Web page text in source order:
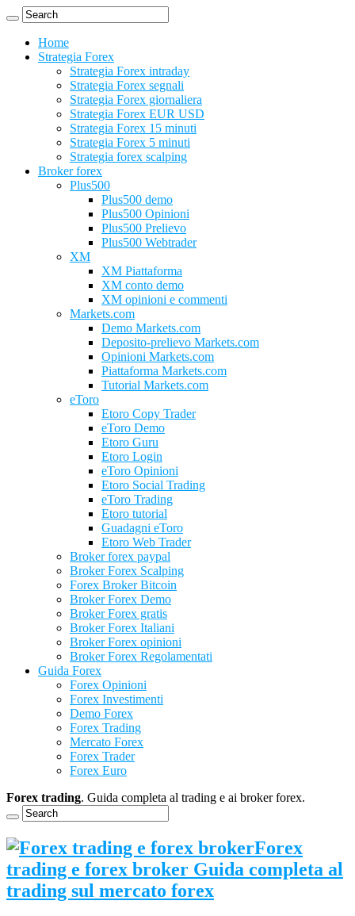
Home
Strategia Forex
Strategia Forex intraday
Strategia Forex segnali
Strategia Forex giornaliera
Strategia Forex EUR USD
Strategia Forex 15 minuti
Strategia Forex 5 minuti
Strategia forex scalping
Broker forex
Plus500
Plus500 demo
Plus500 Opinioni
Plus500 Prelievo
Plus500 Webtrader
XM
XM Piattaforma
XM conto demo
XM opinioni e commenti
Markets.com
Demo Markets.com
Deposito-prelievo Markets.com
Opinioni Markets.com
Piattaforma Markets.com
Tutorial Markets.com
eToro
Etoro Copy Trader
eToro Demo
Etoro Guru
Etoro Login
eToro Opinioni
Etoro Social Trading
eToro Trading
Etoro tutorial
Guadagni eToro
Etoro Web Trader
Broker forex paypal
Broker Forex Scalping
Forex Broker Bitcoin
Broker Forex Demo
Broker Forex gratis
Broker Forex Italiani
Broker Forex opinioni
Broker Forex Regolamentati
Guida Forex
Forex Opinioni
Forex Investimenti
Demo Forex
Forex Trading
Mercato Forex
Forex Trader
Forex Euro
Forex trading. Guida completa al trading e ai broker forex.
Forex
trading e forex broker Guida completa al
trading sul mercato forex